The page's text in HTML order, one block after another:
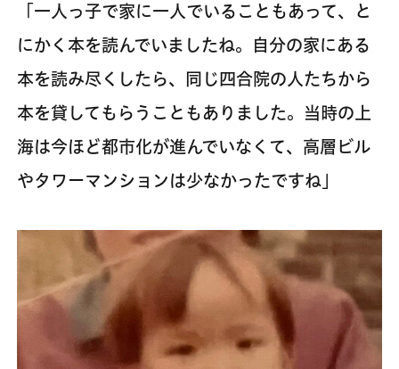
「一人っ子で家に一人でいることもあって、と
にかく本を読んでいましたね。自分の家にある
本を読み尽くしたら、同じ四合院の人たちから
本を貸してもらうこともありました。当時の上
海は今ほど都市化が進んでいなくて、高層ビル
やタワーマンションは少なかったですね」